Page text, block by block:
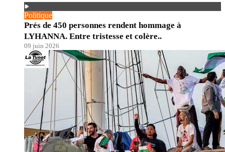
Politique
Prés de 450 personnes rendent hommage à
LYHANNA. Entre tristesse et colère..
09 juin 2026